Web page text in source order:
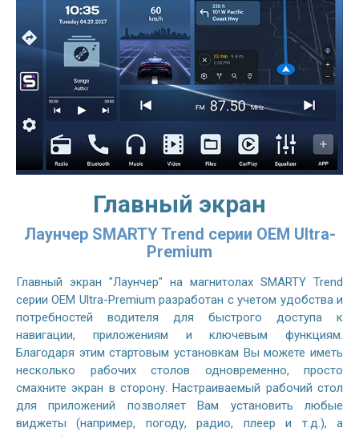
Главный экран
Лаунчер SMARTY Trend серии OEM Ultra-
Premium
Главный экран "Лаунчер" на магнитолах SMARTY Trend
серии OEM Ultra-Premium разработан с учетом удобства и
потребностей водителя для быстрого доступа к
навигации, приложениям и ключевым функциям.
Благодаря этим стартовым установкам Вы можете иметь
несколько рабочих столов одновременно, просто
смахните экран в сторону. Настраиваемый рабочий стол
для приложений позволяет Вам установить любые
виджеты (например, погоду, радио, плеер и т.д.), а